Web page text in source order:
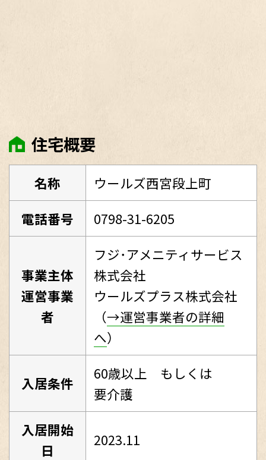
住宅概要
名称
ウールズ西宮段上町
電話番号
0798-31-6205
事業主体
運営事業
者
フジ･アメニティサービス
株式会社
ウールズプラス株式会社
（→運営事業者の詳細
へ）
入居条件
60歳以上 もしくは
要介護
入居開始
日
2023.11